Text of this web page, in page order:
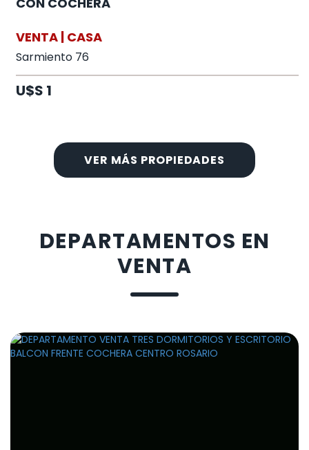
VENTA | CASA
Sarmiento 76
U$S 1
VER MÁS PROPIEDADES
DEPARTAMENTOS EN
VENTA